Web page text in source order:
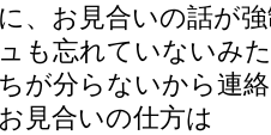
に、お見合いの話が
ュも忘れていないみ
ちが分らないから連
お見合いの仕方は